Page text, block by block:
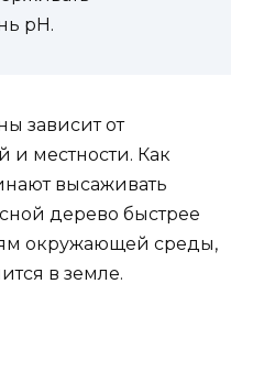
pH.
зависит от
и местности. Как
высаживать
дерево быстрее
окружающей среды,
в земле.